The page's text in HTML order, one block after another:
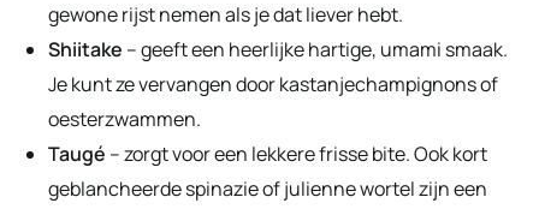
gewone rijst nemen als je dat liever hebt.
Shiitake – geeft een heerlijke hartige, umami smaak.
Je kunt ze vervangen door kastanjechampignons of
oesterzwammen.
Taugé – zorgt voor een lekkere frisse bite. Ook kort
geblancheerde spinazie of julienne wortel zijn een